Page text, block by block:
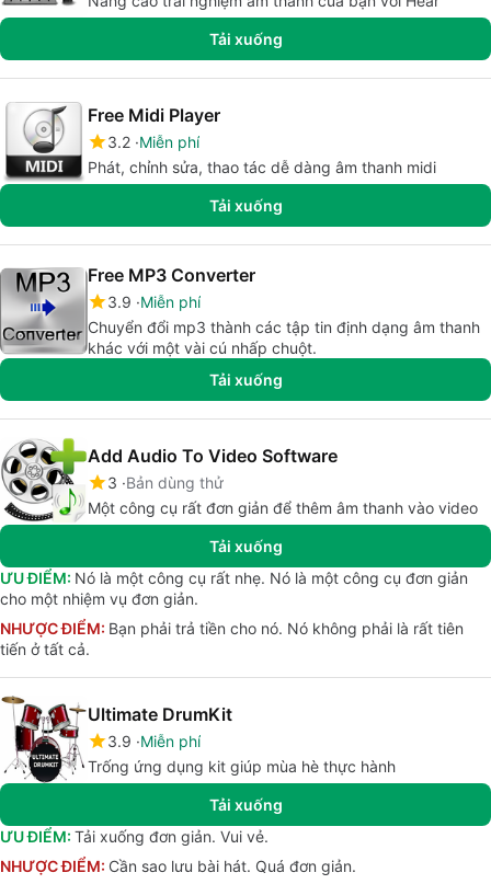
Tải xuống
Free Midi Player
3.2 Miễn phí
Phát, chỉnh sửa, thao tác dễ dàng âm thanh midi
Tải xuống
Free MP3 Converter
3.9 Miễn phí
Chuyển đổi mp3 thành các tập tin định dạng âm thanh
khác với một vài cú nhấp chuột.
Tải xuống
Add Audio To Video Software
3 Bản dùng thử
Một công cụ rất đơn giản để thêm âm thanh vào video
Tải xuống
ƯU ĐIỂM: Nó là một công cụ rất nhẹ. Nó là một công cụ đơn giản
cho một nhiệm vụ đơn giản.
NHƯỢC ĐIỂM: Bạn phải trả tiền cho nó. Nó không phải là rất tiên
tiến ở tất cả.
Ultimate DrumKit
3.9 Miễn phí
Trống ứng dụng kit giúp mùa hè thực hành
Tải xuống
ƯU ĐIỂM: Tải xuống đơn giản. Vui vẻ.
NHƯỢC ĐIỂM: Cần sao lưu bài hát. Quá đơn giản.